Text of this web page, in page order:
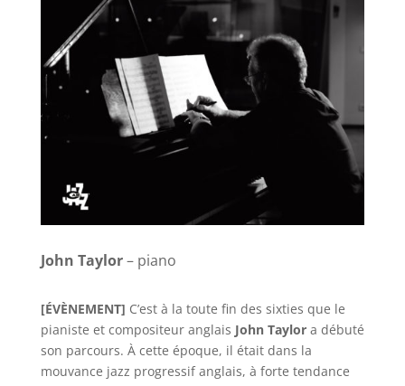
John Taylor– piano
[ÉVÈNEMENT] C’est à la toute fin des sixties que le
pianiste et compositeur anglais John Taylor a débuté
son parcours. À cette époque, il était dans la
mouvance jazz progressif anglais, à forte tendance